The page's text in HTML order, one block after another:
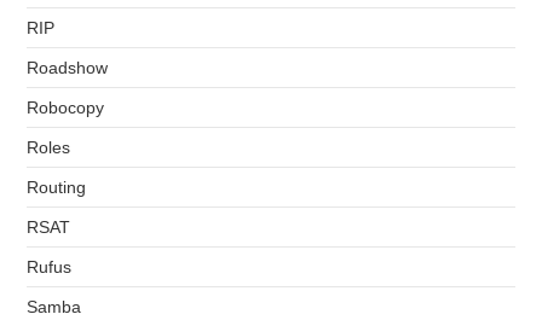
RIP
Roadshow
Robocopy
Roles
Routing
RSAT
Rufus
Samba